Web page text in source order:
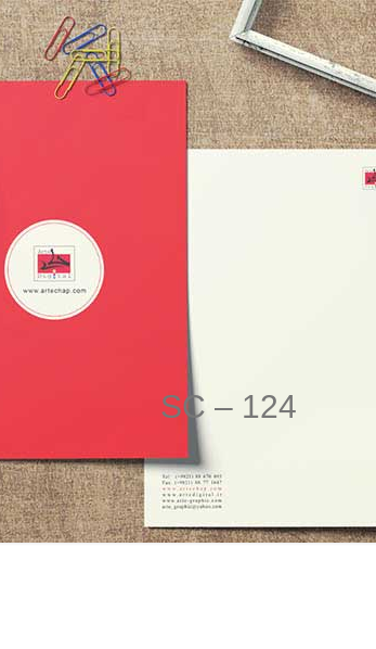
SC – 124